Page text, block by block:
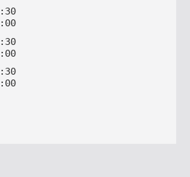
: 30
: 00
: 30
: 00
: 30
: 00